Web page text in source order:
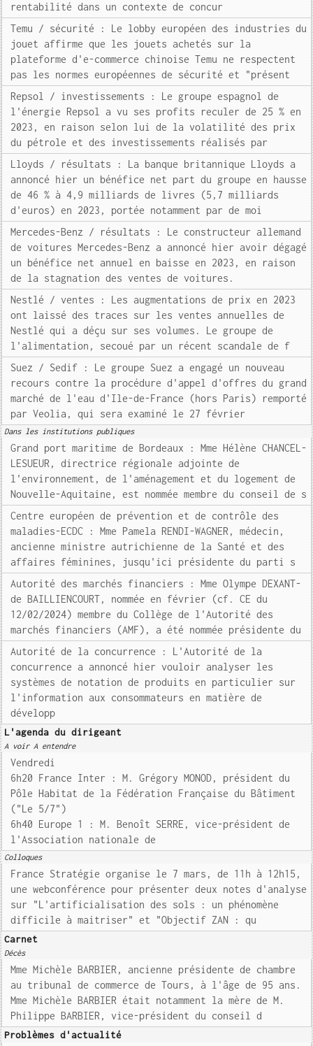
rentabilité dans un contexte de concur
Temu / sécurité : Le lobby européen des industries du
jouet affirme que les jouets achetés sur la
plateforme d'e-commerce chinoise Temu ne respectent
pas les normes européennes de sécurité et "présent
Repsol / investissements : Le groupe espagnol de
l'énergie Repsol a vu ses profits reculer de 25 % en
2023, en raison selon lui de la volatilité des prix
du pétrole et des investissements réalisés par
Lloyds / résultats : La banque britannique Lloyds a
annoncé hier un bénéfice net part du groupe en hausse
de 46 % à 4,9 milliards de livres (5,7 milliards
d'euros) en 2023, portée notamment par de moi
Mercedes-Benz / résultats : Le constructeur allemand
de voitures Mercedes-Benz a annoncé hier avoir dégagé
un bénéfice net annuel en baisse en 2023, en raison
de la stagnation des ventes de voitures.
Nestlé / ventes : Les augmentations de prix en 2023
ont laissé des traces sur les ventes annuelles de
Nestlé qui a déçu sur ses volumes. Le groupe de
l'alimentation, secoué par un récent scandale de f
Suez / Sedif : Le groupe Suez a engagé un nouveau
recours contre la procédure d'appel d'offres du grand
marché de l'eau d'Ile-de-France (hors Paris) remporté
par Veolia, qui sera examiné le 27 février
Dans les institutions publiques
Grand port maritime de Bordeaux : Mme Hélène CHANCEL-
LESUEUR, directrice régionale adjointe de
l'environnement, de l'aménagement et du logement de
Nouvelle-Aquitaine, est nommée membre du conseil de s
Centre européen de prévention et de contrôle des
maladies-ECDC : Mme Pamela RENDI-WAGNER, médecin,
ancienne ministre autrichienne de la Santé et des
affaires féminines, jusqu'ici présidente du parti s
Autorité des marchés financiers : Mme Olympe DEXANT-
de BAILLIENCOURT, nommée en février (cf. CE du
12/02/2024) membre du Collège de l'Autorité des
marchés financiers (AMF), a été nommée présidente du
Autorité de la concurrence : L'Autorité de la
concurrence a annoncé hier vouloir analyser les
systèmes de notation de produits en particulier sur
l'information aux consommateurs en matière de
développ
L'agenda du dirigeant
A voir A entendre
Vendredi
6h20 France Inter : M. Grégory MONOD, président du
Pôle Habitat de la Fédération Française du Bâtiment
("Le 5/7")
6h40 Europe 1 : M. Benoît SERRE, vice-président de
l'Association nationale de
Colloques
France Stratégie organise le 7 mars, de 11h à 12h15,
une webconférence pour présenter deux notes d'analyse
sur "L'artificialisation des sols : un phénomène
difficile à maitriser" et "Objectif ZAN : qu
Carnet
Décès
Mme Michèle BARBIER, ancienne présidente de chambre
au tribunal de commerce de Tours, à l'âge de 95 ans.
Mme Michèle BARBIER était notamment la mère de M.
Philippe BARBIER, vice-président du conseil d
Problèmes d'actualité